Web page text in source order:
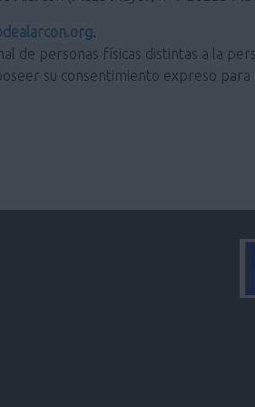
.
de personas físicas distintas a la
su consentimiento expreso para